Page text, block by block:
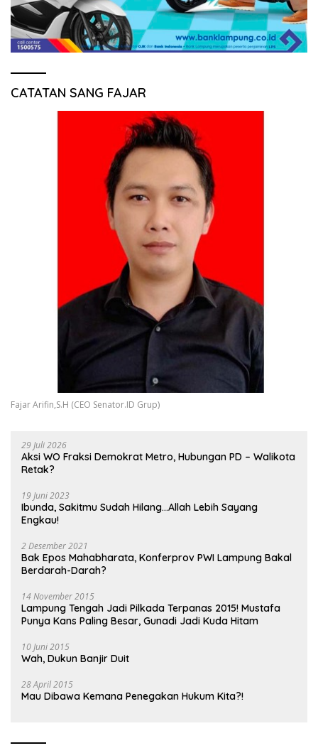
CATATAN SANG FAJAR
Fajar Arifin,S.H (CEO Senator.ID Grup)
29 Juli 2026
Aksi WO Fraksi Demokrat Metro, Hubungan PD – Walikota
Retak?
19 Juni 2023
Ibunda, Sakitmu Sudah Hilang…Allah Lebih Sayang
Engkau!
2 Desember 2021
Bak Epos Mahabharata, Konferprov PWI Lampung Bakal
Berdarah-Darah?
14 November 2015
Lampung Tengah Jadi Pilkada Terpanas 2015! Mustafa
Punya Kans Paling Besar, Gunadi Jadi Kuda Hitam
10 Juni 2015
Wah, Dukun Banjir Duit
28 April 2015
Mau Dibawa Kemana Penegakan Hukum Kita?!